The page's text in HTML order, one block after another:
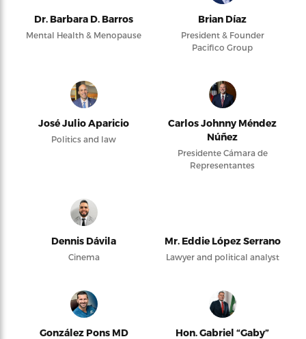
Dr. Barbara D. Barros
Mental Health & Menopause
Brian Díaz
President & Founder
Pacifico Group
José Julio Aparicio
Politics and law
Carlos Johnny Méndez
Núñez
Presidente Cámara de
Representantes
Dennis Dávila
Cinema
Mr. Eddie López Serrano
Lawyer and political analyst
González Pons MD
Hon. Gabriel “Gaby”